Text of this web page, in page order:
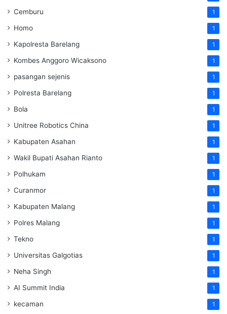
Cemburu 1
Homo 1
Kapolresta Barelang 1
Kombes Anggoro Wicaksono 1
pasangan sejenis 1
Polresta Barelang 1
Bola 1
Unitree Robotics China 1
Kabupaten Asahan 1
Wakil Bupati Asahan Rianto 1
Polhukam 1
Curanmor 1
Kabupaten Malang 1
Polres Malang 1
Tekno 1
Universitas Galgotias 1
Neha Singh 1
AI Summit India 1
kecaman 1